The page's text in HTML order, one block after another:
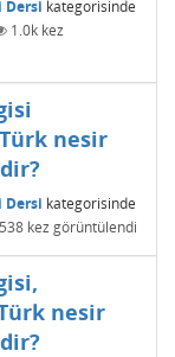
Dersi kategorisinde
1.0kkez
nesir
Dersi kategorisinde
538kez görüntülendi
nesir